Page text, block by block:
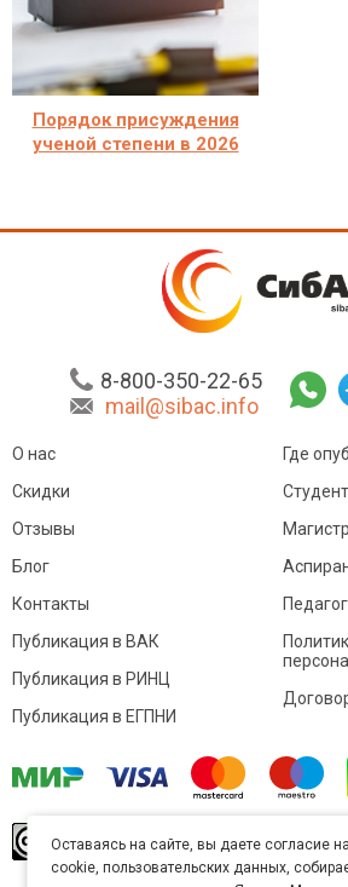
Порядок присуждения
ученой степени в 2026
8-800-350-22-65
mail@sibac.info
О нас
Скидки
Отзывы
Блог
Контакты
Где
Публикация в ВАК
Публикация в РИНЦ
Публикация в ЕГПНИ
произведение
Commons «Attribution»
Оставаясь на сайте, вы даете согласие
cookie, пользовательских данных,